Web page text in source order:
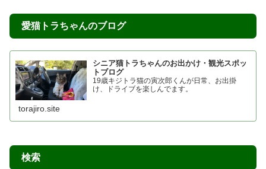
愛猫トラちゃんのブログ
シニア猫トラちゃんのお出かけ・観光スポッ
トブログ
19歳キジトラ猫の寅次郎くんが日常、お出掛
け、ドライブを楽しんでます。
torajiro.site
検索